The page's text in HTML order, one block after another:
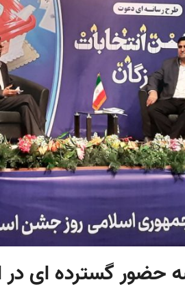
حضور گسترده ای در